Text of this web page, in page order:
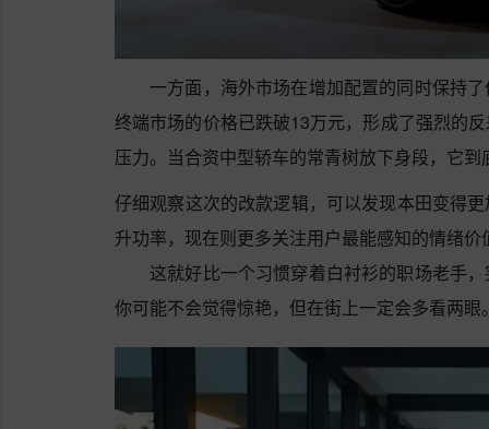
一方面，海外市场在增加配置的同时保持
终端市场的价格已跌破13万元，形成了强烈的
压力。当合资中型轿车的常青树放下身段，它
仔细观察这次的改款逻辑，可以发现本田变得
升功率，现在则更多关注用户最能感知的情绪价
这就好比一个习惯穿着白衬衫的职场老手
你可能不会觉得惊艳，但在街上一定会多看两眼